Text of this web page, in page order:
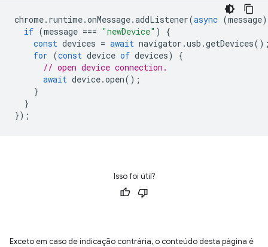
chrome. runtime.onMessage.addListener(async (message)
if (message === "newDevice" )
{
const devices = await navigator .usb .getDevices
for (const device of devices)
{
// open device connection.
await device.open();
}
}
});
Isso foi útil?
Exceto em caso de indicação contrária, o conteúdo desta página é